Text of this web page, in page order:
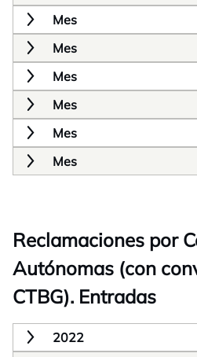
Mes
Mes
Mes
Mes
Mes
Mes
Reclamaciones por
Autónomas (con
CTBG). Entradas
2022